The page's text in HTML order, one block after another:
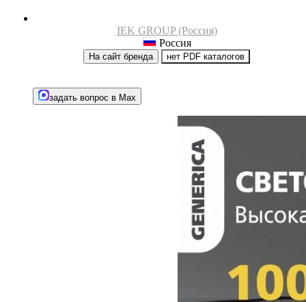
IEK GROUP (Россия)
Россия
На сайт бренда нет PDF каталогов
задать вопрос в Max